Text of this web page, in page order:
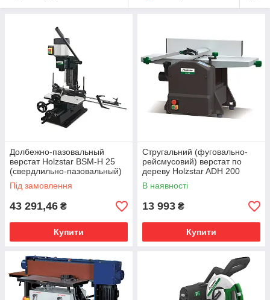
Долбежно-пазовальный
верстат Holzstar BSM-H 25
(свердлильно-пазовальный)
Під замовлення
43 291,46 ₴
Купити
Стругальний (фуговально-
рейсмусовий) верстат по
дереву Holzstar ADH 200
В наявності
13 993 ₴
Купити